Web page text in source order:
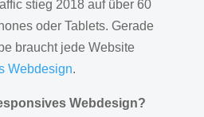
stieg 2018 auf über 60
oder Tablets. Gerade
braucht jede Website
Webdesign.
Webdesign?